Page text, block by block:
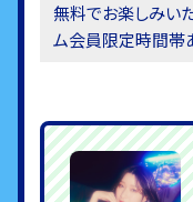
無料でお楽しみい
ム会員限定時間帯